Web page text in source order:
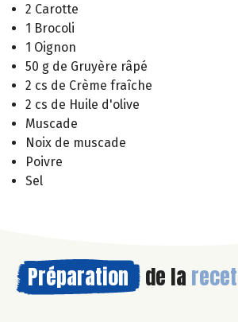
2 Carotte
1 Brocoli
1 Oignon
50 g de Gruyère râpé
2 cs de Crème fraîche
2 cs de Huile d'olive
Muscade
Noix de muscade
Poivre
Sel
Préparation de la